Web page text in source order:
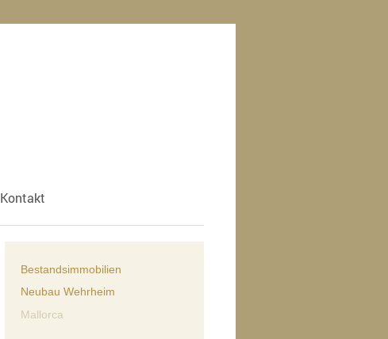
Kontakt
Bestandsimmobilien
Neubau Wehrheim
Mallorca